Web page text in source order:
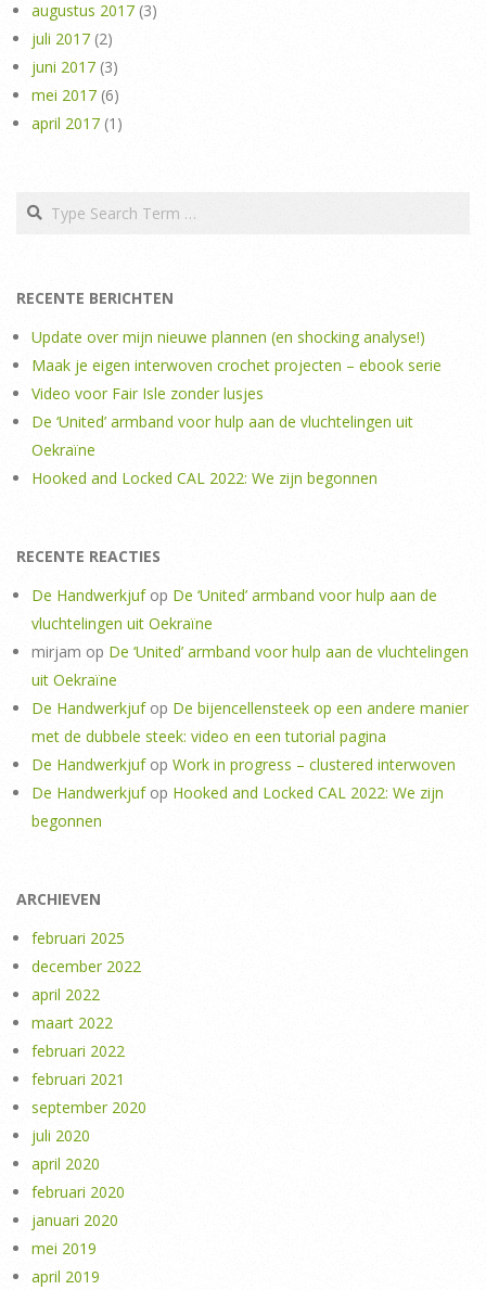
augustus 2017 (3)
juli 2017 (2)
juni 2017 (3)
mei 2017 (6)
april 2017 (1)
Search
RECENTE BERICHTEN
Update over mijn nieuwe plannen (en shocking analyse!)
Maak je eigen interwoven crochet projecten – ebook serie
Video voor Fair Isle zonder lusjes
De ‘United’ armband voor hulp aan de vluchtelingen uit
Oekraïne
Hooked and Locked CAL 2022: We zijn begonnen
RECENTE REACTIES
De Handwerkjufop De ‘United’ armband voor hulp aan de
vluchtelingen uit Oekraïne
mirjam op De ‘United’ armband voor hulp aan de vluchtelingen
uit Oekraïne
De Handwerkjufop De bijencellensteek op een andere manier
met de dubbele steek: video en een tutorial pagina
De Handwerkjufop Work in progress – clustered interwoven
De Handwerkjufop Hooked and Locked CAL 2022: We zijn
begonnen
ARCHIEVEN
februari 2025
december 2022
april 2022
maart 2022
februari 2022
februari 2021
september 2020
juli 2020
april 2020
februari 2020
januari 2020
mei 2019
april 2019